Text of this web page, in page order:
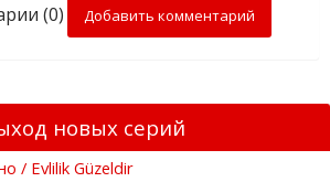
(0) Добавить комментарий
новых серий
/ Evlilik Güzeldir